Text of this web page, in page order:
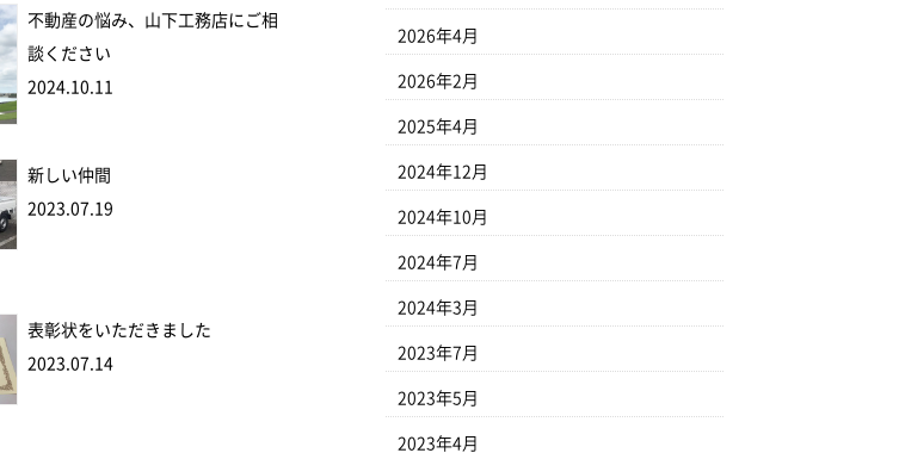
不動産の悩み、山下工務店にご相
談ください
2024.10.11
新しい仲間
2023.07.19
表彰状をいただきました
2023.07.14
2026年4月
2026年2月
2025年4月
2024年12月
2024年10月
2024年7月
2024年3月
2023年7月
2023年5月
2023年4月